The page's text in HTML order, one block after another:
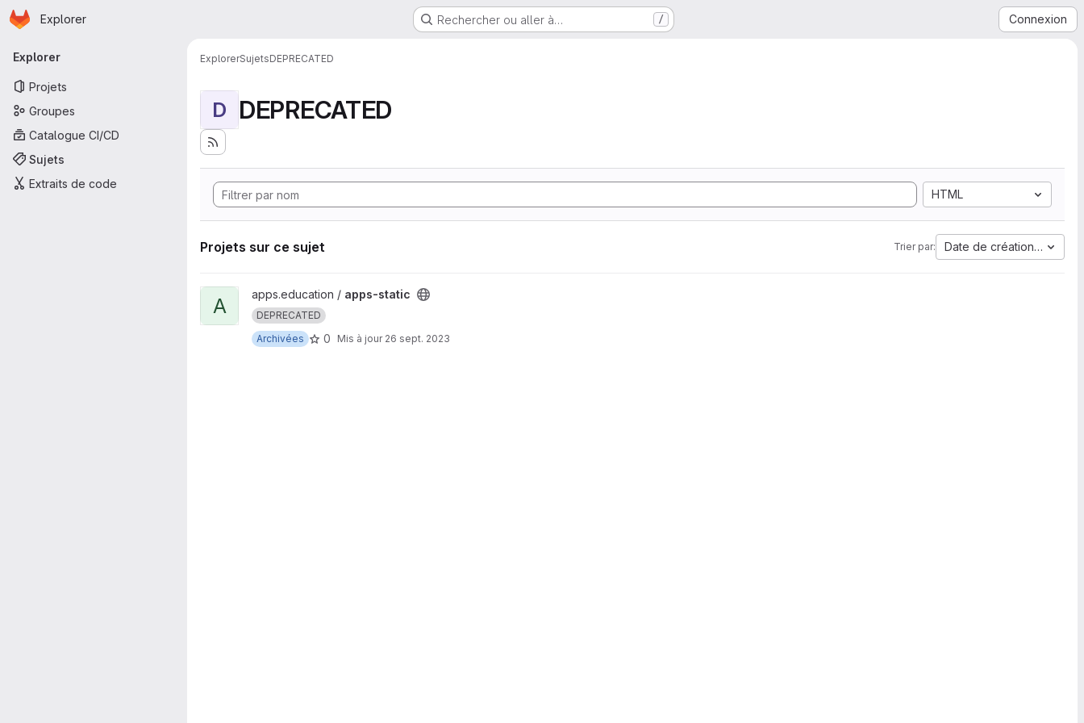
Passer au contenu principal
Page d'accueil
Explorer Rechercher ou aller à… / Connexion
Navigation principale
Explorer
Projets
Groupes
Catalogue CI/CD
Sujets
Extraits de code
ExplorerSujetsDEPRECATED
D DEPRECATED
HTML
Projets sur ce sujet Trier par: Date de création la plus
Afficher le projet apps-static
A apps.education / apps-static
DEPRECATED
Archivées
0 Mis à jour 26 sept. 2023